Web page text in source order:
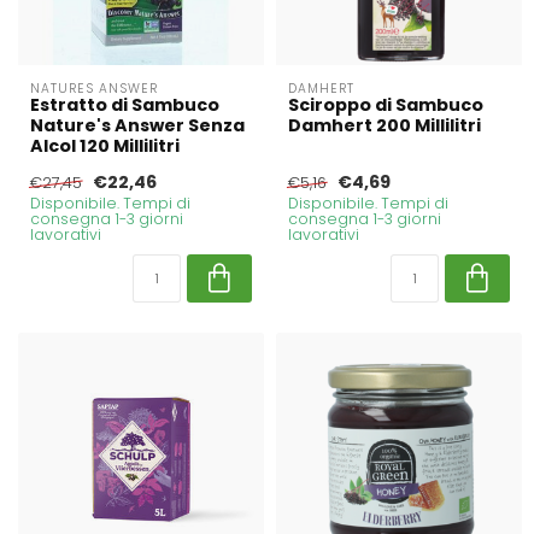
NATURES ANSWER
Estratto di Sambuco
Nature's Answer Senza
Alcol 120 Millilitri
€27,45 €22,46
Disponibile. Tempi di
consegna 1-3 giorni
lavorativi
DAMHERT
Sciroppo di Sambuco
Damhert 200 Millilitri
€5,16 €4,69
Disponibile. Tempi di
consegna 1-3 giorni
lavorativi